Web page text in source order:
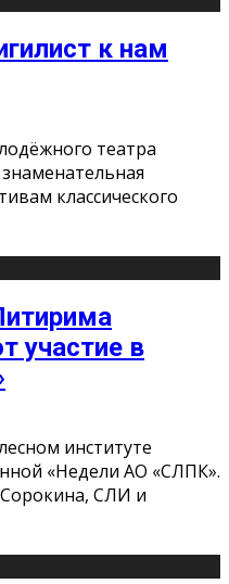
к нам
театра
классического
участие в
институте
«Недели АО «СЛПК».
СЛИ и